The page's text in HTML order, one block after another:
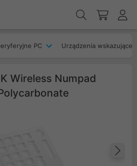
PC Urządzenia wskazujące
Wireless Numpad